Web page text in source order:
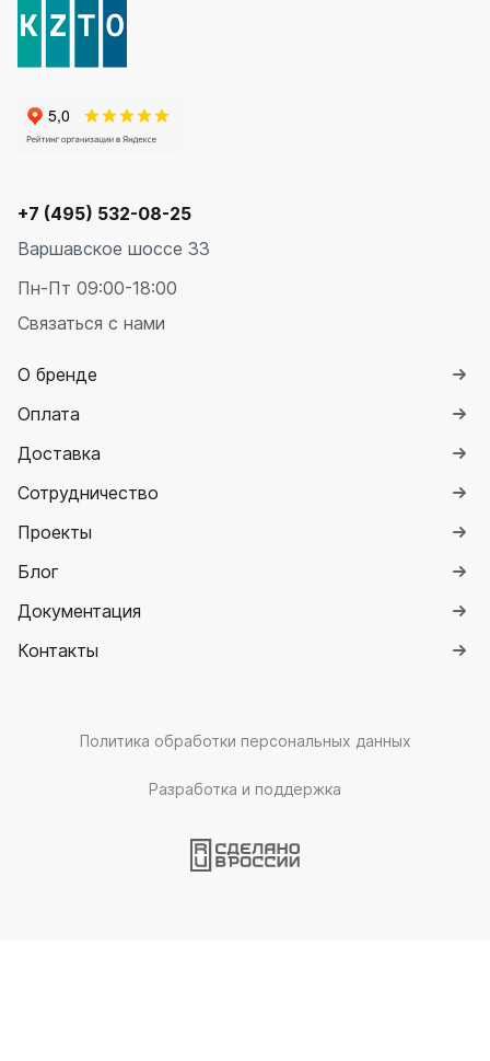
+7 (495) 532-08-25
Варшавское шоссе 33
Пн-Пт 09:00-18:00
Связаться с нами
О бренде
Оплата
Доставка
Сотрудничество
Проекты
Блог
Документация
Контакты
Политика обработки персональных данных
Разработка и поддержка